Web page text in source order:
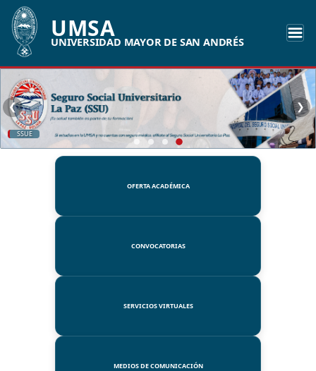
UMSA
UNIVERSIDAD MAYOR DE SAN ANDRÉS
SSUE
❮ ❯
OFERTA ACADÉMICA
CONVOCATORIAS
SERVICIOS VIRTUALES
MEDIOS DE COMUNICACIÓN